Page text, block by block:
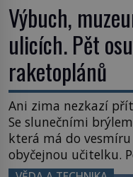
Výbuch,
ulicích. Pět
raketoplánů
Ani zima nezkazí
Se slunečními
která má do
obyčejnou učitelku.
ztuhnou úsměvy,